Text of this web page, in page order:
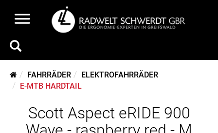
FAHRRÄDER
ELEKTROFAHRRÄDER
E-MTB HARDTAIL
Scott Aspect eRIDE 900